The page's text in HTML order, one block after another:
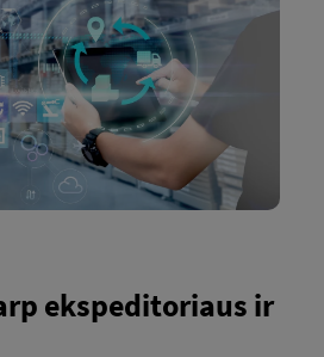
ekspeditoriaus ir